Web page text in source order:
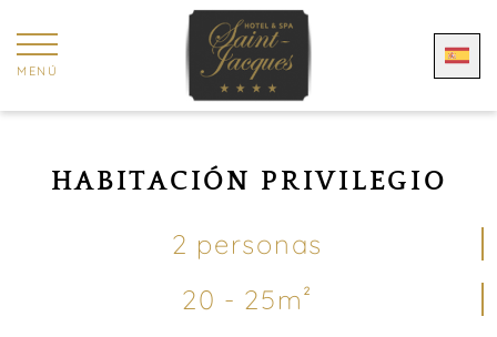
MENÚ
HABITACIÓN PRIVILEGIO
2 personas
20 - 25m²
Panel de gestión de cookies